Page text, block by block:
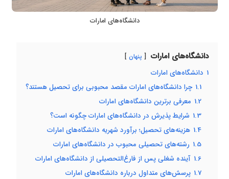
دانشگاه‌های امارات
دانشگاه‌های امارات پنهان
1 دانشگاه‌های امارات
1.1 چرا دانشگاه‌های امارات مقصد محبوبی برای تحصیل هستند؟
1.2 معرفی برترین دانشگاه‌های امارات
1.3 شرایط پذیرش در دانشگاه‌های امارات چگونه است؟
1.4 هزینه‌های تحصیل؛ برآورد شهریه دانشگاه‌های امارات
1.5 رشته‌های تحصیلی محبوب در دانشگاه‌های امارات
1.6 آینده شغلی پس از فارغ‌التحصیلی از دانشگاه‌های امارات
1.7 پرسش‌های متداول درباره دانشگاه‌های امارات